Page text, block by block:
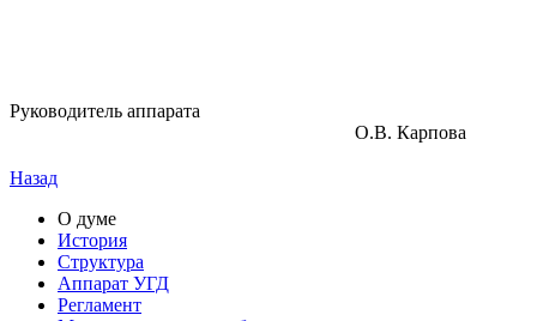
Руководитель аппарата
О.В. Карпова
Назад
О думе
История
Структура
Аппарат УГД
Регламент